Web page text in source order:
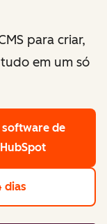
para criar,
em um só
de
dias